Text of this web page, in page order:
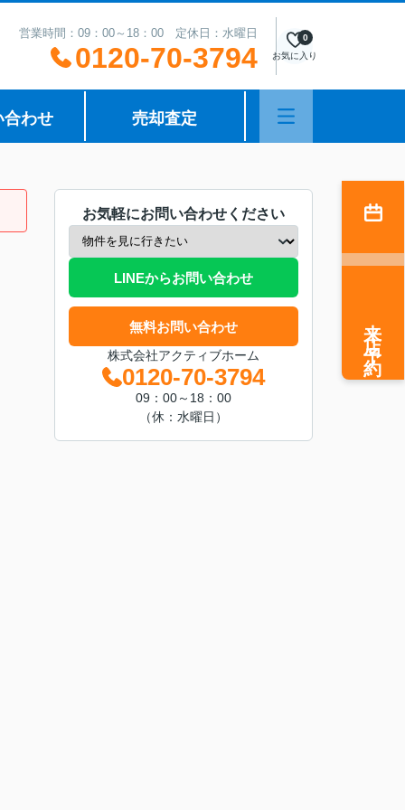
営業時間：09：00～18：00 定休日：水曜日
0120-70-3794 お気に入り
0
合わせ 売却査定
お気軽にお問い合わせください
LINEからお問い合わせ
無料お問い合わせ
株式会社アクティブホーム
0120-70-3794
09：00～18：00
（休：水曜日）
来店予約